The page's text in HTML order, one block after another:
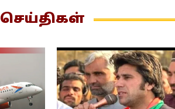
செய்திகள்